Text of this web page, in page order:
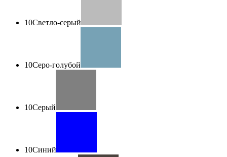
10Светло-серый
10Серо-голубой
10Серый
10Синий